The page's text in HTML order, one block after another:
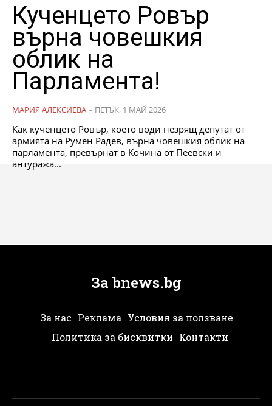
Кученцето Ровър
върна човешкия
облик на
Парламента!
МАРИЯ АЛЕКСИЕВА - ПЕТЪК, 1 МАЙ 2026
Как кученцето Ровър, което води незрящ депутат от
армията на Румен Радев, върна човешкия облик на
парламента, превърнат в Кочина от Пеевски и
антуража...
За bnews.bg
За нас Реклама Условия за ползване
Политика за бисквитки Контакти